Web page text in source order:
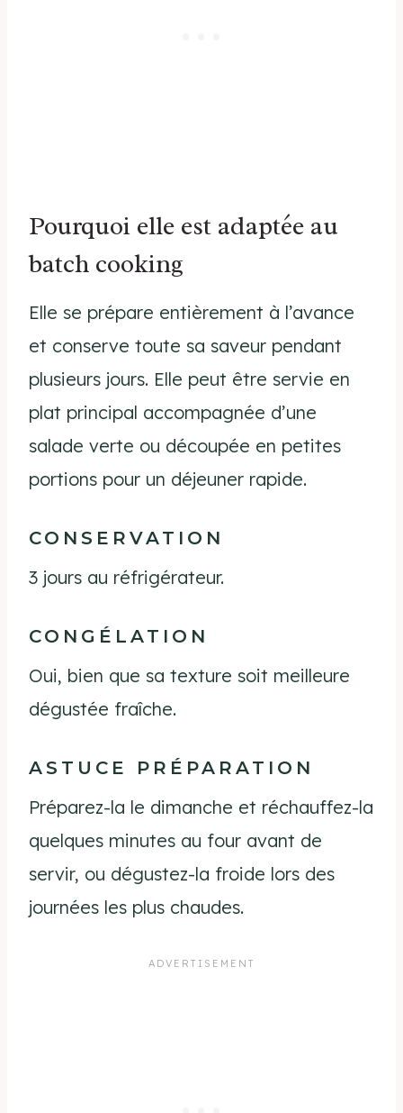
Pourquoi elle est adaptée au
batch cooking
Elle se prépare entièrement à l’avance
et conserve toute sa saveur pendant
plusieurs jours. Elle peut être servie en
plat principal accompagnée d’une
salade verte ou découpée en petites
portions pour un déjeuner rapide.
CONSERVATION
3 jours au réfrigérateur.
CONGÉLATION
Oui, bien que sa texture soit meilleure
dégustée fraîche.
ASTUCE PRÉPARATION
Préparez-la le dimanche et réchauffez-la
quelques minutes au four avant de
servir, ou dégustez-la froide lors des
journées les plus chaudes.